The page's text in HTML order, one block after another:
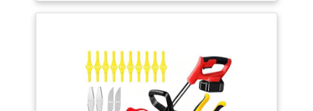
facilement. 【Léger et sûr】 La Débroussailleuse à
facilement la contrôler et l'utiliser. La
Débroussailleuse sans fil est livrée avec deux
interrupteurs de sécurité et un couvercle anti-
éclaboussures pour éviter tout démarrage
accidentel et les blessures causées par les